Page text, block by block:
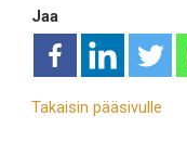
i
t
Jaa
Takaisin pääsivulle